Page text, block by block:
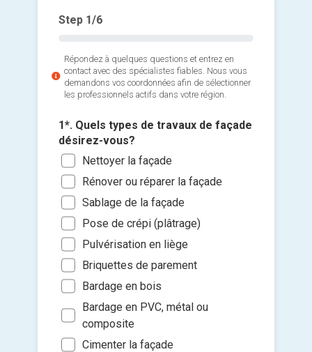
Step 1/6
Répondez à quelques questions et entrez en
contact avec des spécialistes fiables. Nous vous
demandons vos coordonnées afin de sélectionner
les professionnels actifs dans votre région.
1*. Quels types de travaux de façade
désirez-vous?
Nettoyer la façade
Rénover ou réparer la façade
Sablage de la façade
Pose de crépi (plâtrage)
Pulvérisation en liège
Briquettes de parement
Bardage en bois
Bardage en PVC, métal ou
composite
Cimenter la façade